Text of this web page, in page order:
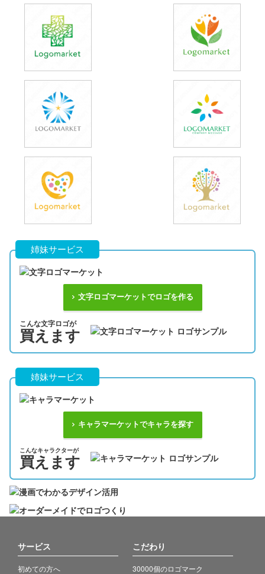
姉妹サービス
文字ロゴマーケットでロゴを作る
こんな文字ロゴが
買えます
姉妹サービス
キャラマーケットでキャラを探す
こんなキャラクターが
買えます
サービス
初めての方へ
こだわり
30000個のロゴマーク